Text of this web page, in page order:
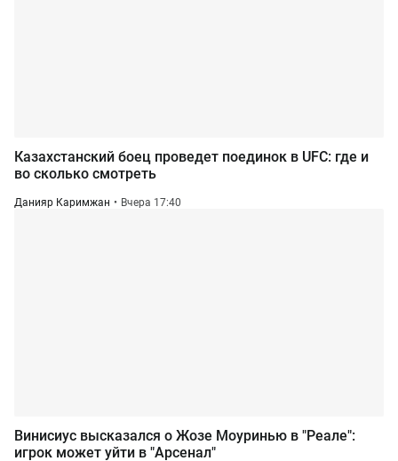
Казахстанский боец проведет поединок в UFC: где и
во сколько смотреть
Данияр Каримжан Вчера 17:40
Винисиус высказался о Жозе Моуринью в "Реале":
игрок может уйти в "Арсенал"